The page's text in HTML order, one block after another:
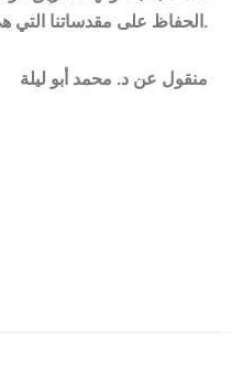
الحفاظ على مقدساتنا التي هي جزء من عقيدتنا وديننا.
منقول عن د. محمد أبو ليلة